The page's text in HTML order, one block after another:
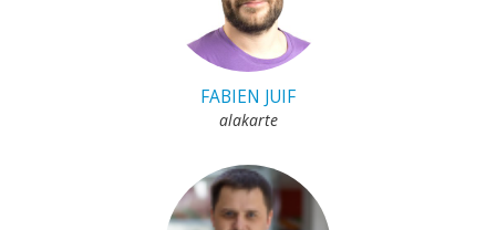
FABIEN JUIF
alakarte